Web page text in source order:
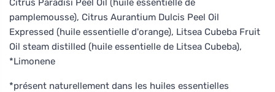
pamplemousse), Citrus Aurantium Dulcis Peel Oil
Expressed (huile essentielle d'orange), Litsea Cubeba Fruit
Oil steam distilled (huile essentielle de Litsea Cubeba),
*Limonene
*présent naturellement dans les huiles essentielles